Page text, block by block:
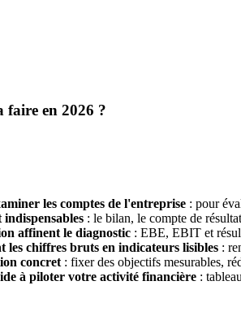
faire en 2026 ?
les comptes de l'entreprise : pour
: le bilan, le compte de
affinent le diagnostic : EBE, EBIT et
les chiffres bruts en indicateurs lisibles :
concret : fixer des objectifs mesurables,
à piloter votre activité financière :